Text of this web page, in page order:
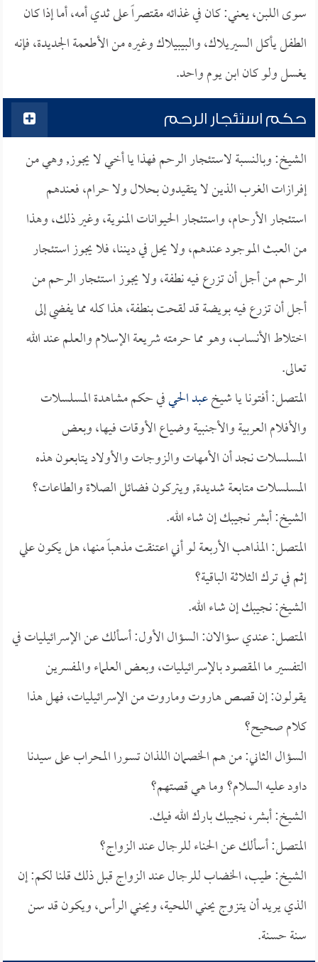
سوى اللبن، يعني: كان في غذائه مقتصراً على ثدي أمه، أما إذا كان
الطفل يأكل السيريلاك، والبيبيلاك وغيره من الأطعمة الجديدة، فإنه
يغسل ولو كان ابن يوم واحد.
حكم استئجار الرحم
الشيخ: وبالنسبة لاستئجار الرحم فهذا يا أخي لا يجوز, وهي من
إفرازات الغرب الذين لا يتقيدون بحلال ولا حرام، فعندهم
استئجار الأرحام، واستئجار الحيوانات المنوية، وغير ذلك، وهذا
من العبث الموجود عندهم، ولا يحل في ديننا، فلا يجوز استئجار
الرحم من أجل أن تزرع فيه نطفة، ولا يجوز استئجار الرحم من
أجل أن تزرع فيه بويضة قد لقحت بنطفة، هذا كله مما يفضي إلى
اختلاط الأنساب، وهو مما حرمته شريعة الإسلام والعلم عند الله
تعالى.
المتصل: أفتونا يا شيخعبد الحيفي حكم مشاهدة المسلسلات
والأفلام العربية والأجنبية وضياع الأوقات فيها، وبعض
المسلسلات نجد أن الأمهات والزوجات والأولاد يتابعون هذه
المسلسلات متابعة شديدة, ويتركون فضائل الصلاة والطاعات؟
الشيخ: أبشر نجيبك إن شاء الله.
المتصل: المذاهب الأربعة لو أني اعتنقت مذهباً منها، هل يكون علي
إثم في ترك الثلاثة الباقية؟
الشيخ: نجيبك إن شاء الله.
المتصل: عندي سؤالان: السؤال الأول: أسألك عن الإسرائيليات في
التفسير ما المقصود بالإسرائيليات، وبعض العلماء والمفسرين
يقولون: إن قصص هاروت وماروت من الإسرائيليات، فهل هذا
كلام صحيح؟
السؤال الثاني: من هم الخصمان اللذان تسورا المحراب على سيدنا
داود عليه السلام؟ وما هي قصتهم؟
الشيخ: أبشر، نجيبك بارك الله فيك.
المتصل: أسألك عن الحناء للرجال عند الزواج؟
الشيخ: طيب، الخضاب للرجال عند الزواج قبل ذلك قلنا لكم: إن
الذي يريد أن يتزوج يحني اللحية، ويحني الرأس، ويكون قد سن
سنة حسنة.